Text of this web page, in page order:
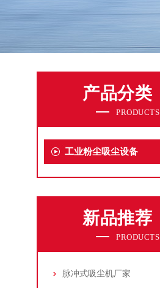
产品分类
PRODUCTS
工业粉尘吸尘设备
新品推荐
PRODUCTS
脉冲式吸尘机厂家